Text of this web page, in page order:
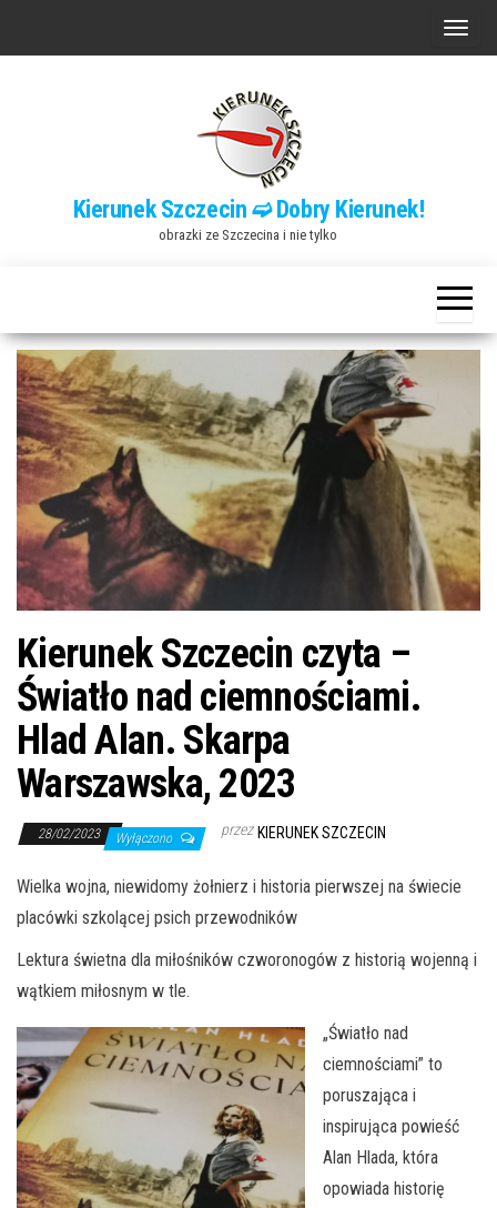
P
n
a
w
c
j
ę
Kierunek Szczecin ➫ Dobry Kierunek!
obrazki ze Szczecina i nie tylko
Kierunek Szczecin czyta –
Światło nad ciemnościami.
Hlad Alan. Skarpa
Warszawska, 2023
28/02/2023 Wyłączono przez KIERUNEK SZCZECIN
Wielka wojna, niewidomy żołnierz i historia pierwszej na świecie
placówki szkolącej psich przewodników
Lektura świetna dla miłośników czworonogów z historią wojenną i
wątkiem miłosnym w tle.
„Światło nad
ciemnościami” to
poruszająca i
inspirująca powieść
Alan Hlada, która
opowiada historię